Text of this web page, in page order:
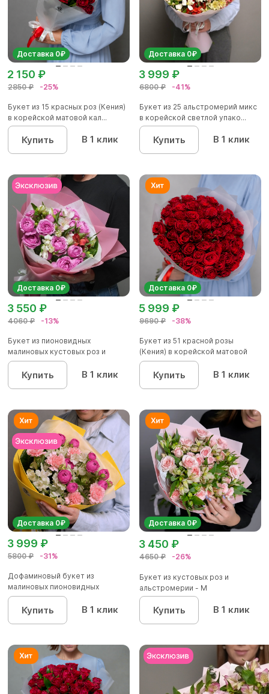
Доставка 0₽
2850 ₽ -25%
2 150 ₽
Букет из 15 красных роз (Кения)
в корейской матовой кал...
Купить В 1 клик
Доставка 0₽
6800 ₽ -41%
3 999 ₽
Букет из 25 альстромерий микс
в корейской светлой упако...
Купить В 1 клик
Доставка 0₽
4060 ₽ -13%
3 550 ₽
Букет из пионовидных
малиновых кустовых роз и
альстроме...
Купить В 1 клик
Доставка 0₽
9690 ₽ -38%
5 999 ₽
Букет из 51 красной розы
(Кения) в корейской матовой
уп...
Купить В 1 клик
Доставка 0₽
5800 ₽ -31%
3 999 ₽
Дофаминовый букет из
малиновых пионовидных
кустовых роз...
Купить В 1 клик
Доставка 0₽
4650 ₽ -26%
3 450 ₽
Букет из кустовых роз и
альстромерии - М
Купить В 1 клик